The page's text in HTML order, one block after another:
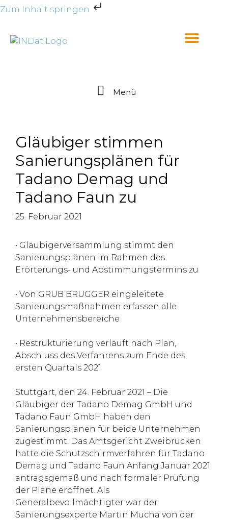
Zum Inhalt springen
Menü
Gläubiger stimmen
Sanierungsplänen für
Tadano Demag und
Tadano Faun zu
25. Februar 2021
• Gläubigerversammlung stimmt den
Sanierungsplänen im Rahmen des
Erörterungs- und Abstimmungstermins zu
• Von GRUB BRUGGER eingeleitete
Sanierungsmaßnahmen erfassen alle
Unternehmensbereiche
• Restrukturierung verläuft nach Plan,
Abschluss des Verfahrens zum Ende des
ersten Quartals 2021
Stuttgart, den 24. Februar 2021 – Die
Gläubiger der Tadano Demag GmbH und
Tadano Faun GmbH haben den
Sanierungsplänen für beide Unternehmen
zugestimmt. Das Amtsgericht Zweibrücken
hatte die Schutzschirmverfahren für Tadano
Demag und Tadano Faun Anfang Januar 2021
antragsgemäß und nach formaler Prüfung
der Pläne eröffnet. Als
Generalbevollmächtigter war der
Sanierungsexperte Martin Mucha von der